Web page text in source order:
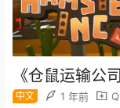
《仓鼠运输公
中文 1 年前